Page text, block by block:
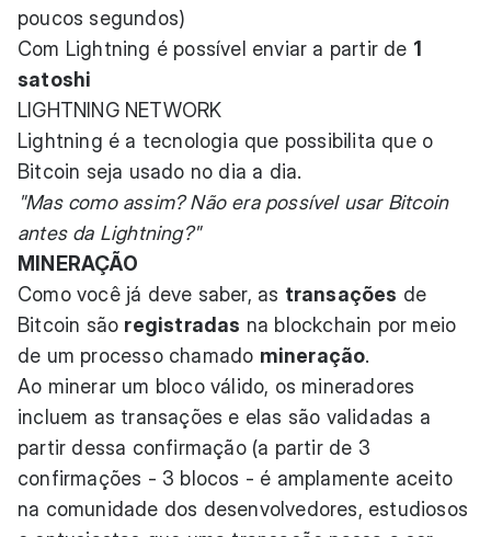
poucos segundos)
Com Lightning é possível enviar a partir de 1
satoshi
LIGHTNING NETWORK
Lightning é a tecnologia que possibilita que o
Bitcoin seja usado no dia a dia.
"Mas como assim? Não era possível usar Bitcoin
antes da Lightning?"
MINERAÇÃO
Como você já deve saber, as transações de
Bitcoin são registradas na blockchain por meio
de um processo chamado mineração.
Ao minerar um bloco válido, os mineradores
incluem as transações e elas são validadas a
partir dessa confirmação (a partir de 3
confirmações - 3 blocos - é amplamente aceito
na comunidade dos desenvolvedores, estudiosos